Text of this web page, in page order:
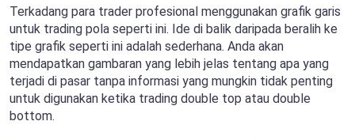
Terkadang para trader profesional menggunakan grafik garis
untuk trading pola seperti ini. Ide di balik daripada beralih ke
tipe grafik seperti ini adalah sederhana. Anda akan
mendapatkan gambaran yang lebih jelas tentang apa yang
terjadi di pasar tanpa informasi yang mungkin tidak penting
untuk digunakan ketika trading double top atau double
bottom.